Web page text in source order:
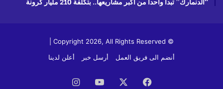
© Copyright 2026, All Rights Reserved |
أنضم الى فريق العمل
أرسل خبر أعلن لدينا
فيسبوك ‫YouTube